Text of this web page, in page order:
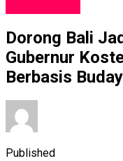
Dorong Bali
Gubernur
Berbasis
Published